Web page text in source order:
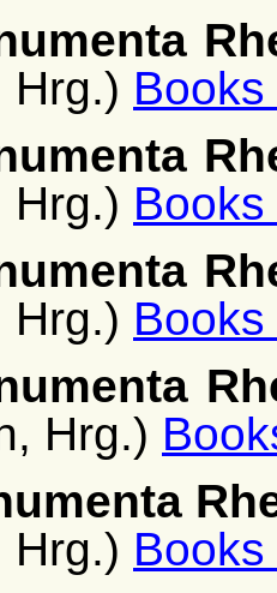
Hrg.)
Hrg.)
Hrg.)
Hrg.)
Hrg.)